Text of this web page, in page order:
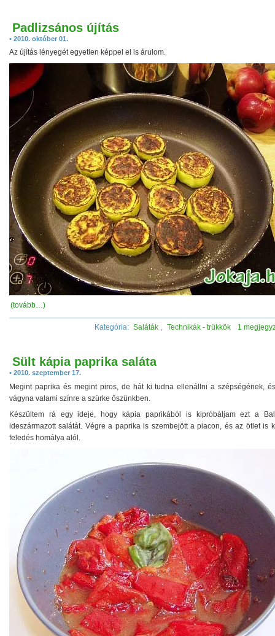
Padlizsános újítás
• 2010. október 01.
Az újítás lényegét egyetlen képpel el is árulom.
(tovább…)
Kategória: Saláták , Technikák - trükkök 1
Sült kápia paprika saláta
• 2010. szeptember 17.
Megint paprika és megint piros, de hát ki tudna ellenállni a szépségének,
vágyna valami színre a szürke őszünkben.
Készültem rá egy ideje, hogy kápia paprikából is kipróbáljam ezt a
ideszármazott salátát. Végre a paprika is szembejött a piacon, és az ötlet is
feledés homálya alól.